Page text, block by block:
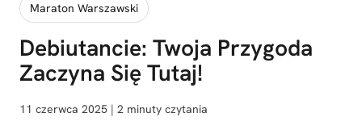
Maraton Warszawski
Debiutancie: Twoja Przygoda
Zaczyna Się Tutaj!
11 czerwca 2025 | 2 minuty czytania